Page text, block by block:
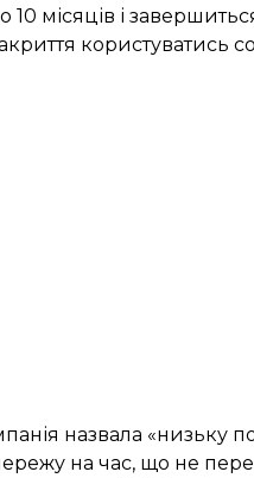
місяців і
назвала «низьку
на час, що не